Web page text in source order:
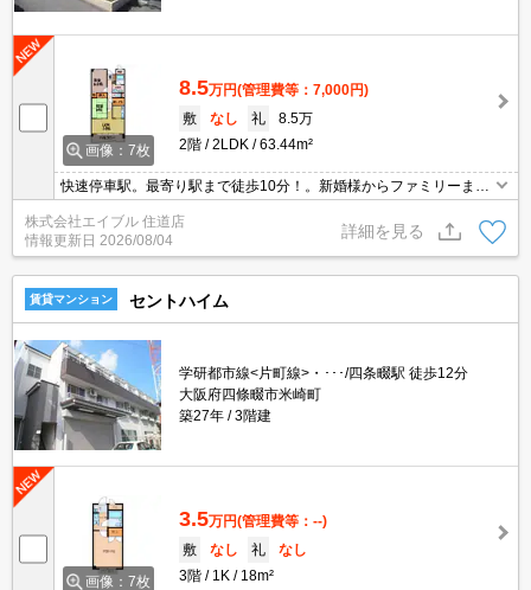
画像：7枚
8.5万円(管理費等：7,000円)
敷
なし 礼
8.5万
2階
2LDK 63.44m²
快速停車駅。最寄り駅まで徒歩10分！。新婚様からファミリーま
で。実物を見てお確かめください。現地待ち合わせ、物件ご案内可
能。オンライン内見対応可。ぜひお問い合わせください!。
株式会社エイブル 住道店
情報更新日 2026/08/04
詳細を見る
賃貸マンション セントハイム
学研都市線<片町線>・･･･/四条畷駅 徒歩12分
大阪府四條畷市米崎町
築27年
3階建
画像：7枚
3.5万円(管理費等：--)
敷
なし 礼
なし
3階
1K 18m²